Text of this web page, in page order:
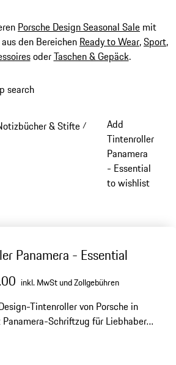
Porsche Design Seasonal Sale mit
den Bereichen Ready to Wear,Sport,
oderTaschen & Gepäck.
search
& Stifte /
Add
Tintenroller
Panamera
- Essential
to wishlist
Panamera - Essential
inkl. MwSt und Zollgebühren
Tintenroller von Porsche in
Schriftzug für Liebhaber